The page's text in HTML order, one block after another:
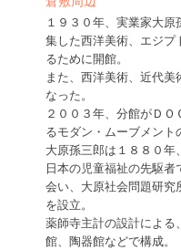
１９３０年、実業家大
集した西洋美術、エジプ
るために開館。
また、西洋美術、近代
なった。
２００３年、分館がＤ
るモダン・ムーブメント
大原孫三郎は１８８０年
日本の児童福祉の先駆
会い、大原社会問題研
を設立。
薬師寺主計の設計によ
館、陶器館などで構成。